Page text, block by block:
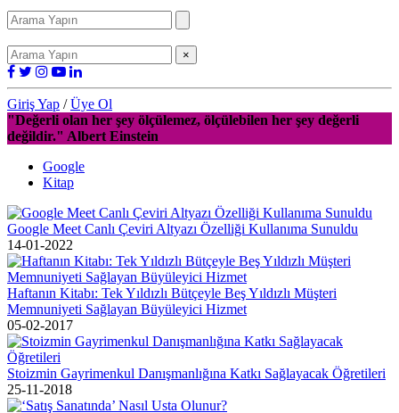
×
Giriş Yap /Üye Ol
"Değerli olan her şey ölçülemez, ölçülebilen her şey değerli
değildir." Albert Einstein
Google
Kitap
Google Meet Canlı Çeviri Altyazı Özelliği Kullanıma Sunuldu
14-01-2022
Haftanın Kitabı: Tek Yıldızlı Bütçeyle Beş Yıldızlı Müşteri
Memnuniyeti Sağlayan Büyüleyici Hizmet
05-02-2017
Stoizmin Gayrimenkul Danışmanlığına Katkı Sağlayacak Öğretileri
25-11-2018